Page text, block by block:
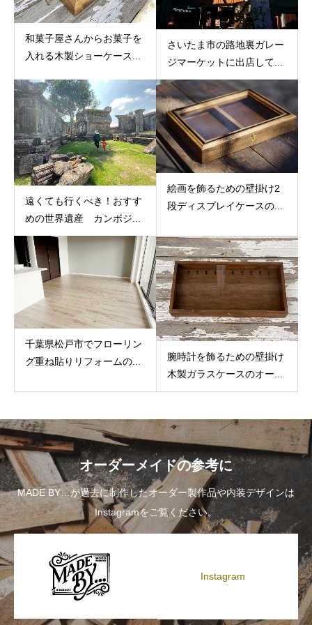
和菓子屋さんからお菓子を
入れる木製ショーケース...
さいたま市の路地裏ガレー
ジマーケットに出店して...
遠くても行くべき！おすす
めの世界遺産 カンボジ...
絵画を飾るための壁掛け2
段ディスプレイケースの...
千葉県松戸市でフローリン
グ重ね貼りリフォームの...
腕時計を飾るための壁掛け
木製ガラスケースのオー...
オーダーメイドの参考に
MADE BY…が過去に制作したオーダー製作品や内装デザインは
Instagramをご覧ください。
Instagram